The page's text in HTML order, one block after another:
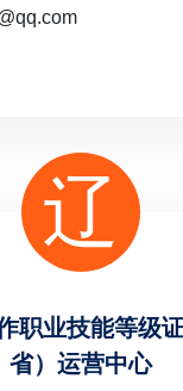
辽
职业技能等级
省）运营中心